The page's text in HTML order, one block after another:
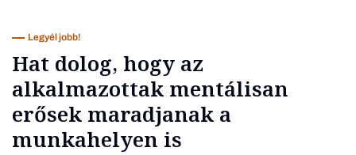
Üzlet
Legyél jobb!
Hat dolog, hogy az
alkalmazottak mentálisan
erősek maradjanak a
munkahelyen is